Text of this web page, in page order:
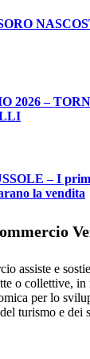
2026 –
– I
la vendita
assiste e
o collettive, in
per lo
turismo e dei